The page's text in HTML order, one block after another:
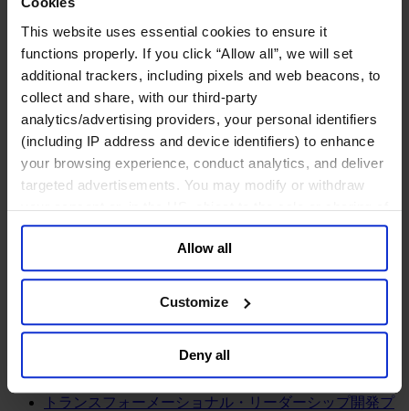
This website uses essential cookies to ensure it
functions properly. If you click “Allow all”, we will set
additional trackers, including pixels and web beacons, to
collect and share, with our third-party
analytics/advertising providers, your personal identifiers
(including IP address and device identifiers) to enhance
your browsing experience, conduct analytics, and deliver
targeted advertisements. You may modify or withdraw
your consent or, in the US, object to the sale or sharing of
your data for targeted advertising, by clicking “Do Not
Sell or Share My Personal Information” in the footer of
the website. You must opt-out of each device and each
browser. For additional information and retention terms
general collection and use of personal information see
Allow all
Customize
Deny all
メディア&ニュース
Our Board
Expert Team
コンタクト
コンサルティング内容
インサイト
Change
コンサルティング内容
トランスフォーメーショナル・リーダーシップ開発プ